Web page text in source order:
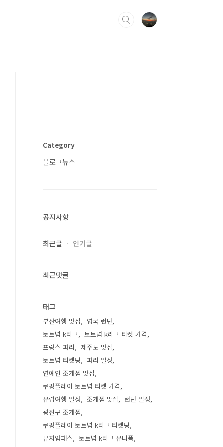
Category
블로그뉴스
공지사항
최근글 인기글
최근댓글
태그
부산여행 맛집
영국 런던
토트넘 k리그
토트넘 k리그 티켓 가격
프랑스 파리
제주도 맛집
토트넘 티켓팅
파리 일정
연예인 조개찜 맛집
쿠팡플레이 토트넘 티켓 가격
유럽여행 일정
조개찜 맛집
런던 일정
광진구 조개찜
쿠팡플레이 토트넘 k리그 티켓팅
뮤지엄패스
토트넘 k리그 유니폼